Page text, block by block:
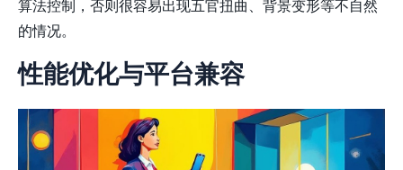
算法控制，否则很容易出现五官扭曲、背景变形等不自然
的情况。
性能优化与平台兼容